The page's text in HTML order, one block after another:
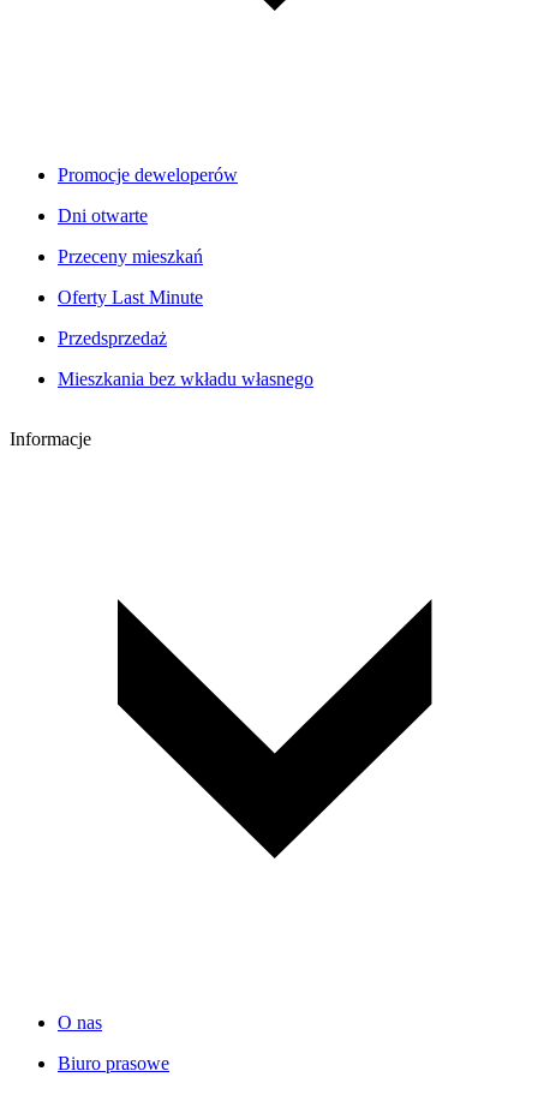
Promocje deweloperów
Dni otwarte
Przeceny mieszkań
Oferty Last Minute
Przedsprzedaż
Mieszkania bez wkładu własnego
Informacje
O nas
Biuro prasowe